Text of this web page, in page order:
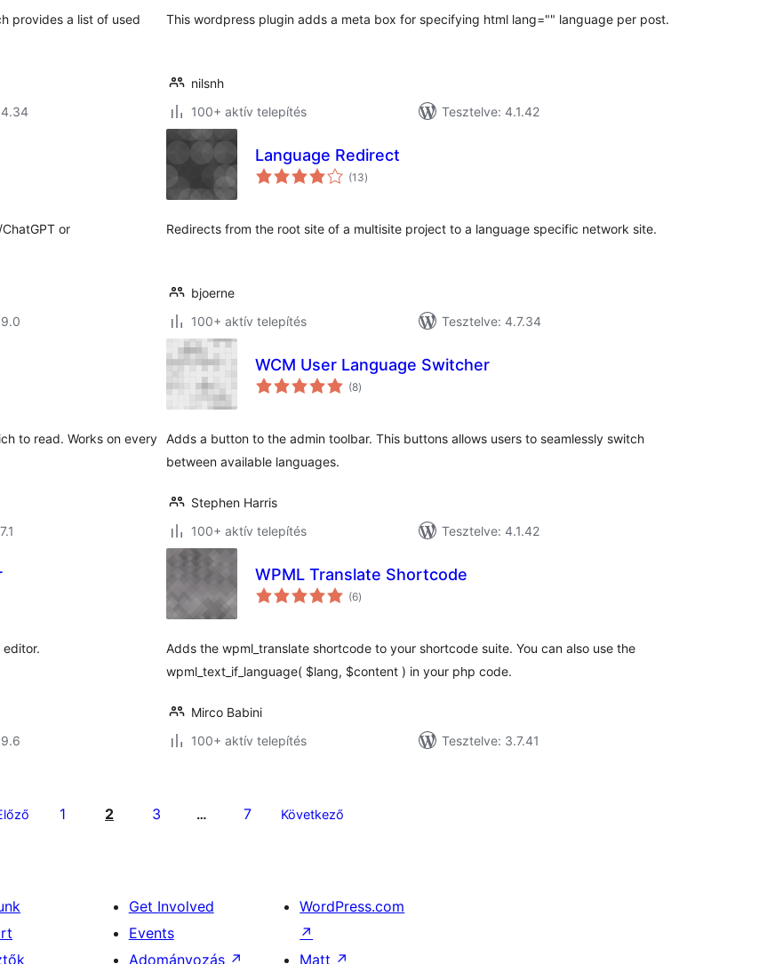
provides a list of used
This wordpress plugin adds a meta box for specifying html lang="" language per post.
nilsnh
100+ aktív telepítés
Tesztelve: 4.1.42
or
Language Redirect
(13értékelés
összesen
)
Redirects from the root site of a multisite project to a language specific network site.
bjoerne
100+ aktív telepítés
Tesztelve: 4.7.34
to read. Works on every
WCM User Language Switcher
(8értékelés
összesen
)
Adds a button to the admin toolbar. This buttons allows users to seamlessly switch
between available languages.
Stephen Harris
100+ aktív telepítés
Tesztelve: 4.1.42
WPML Translate Shortcode
(6értékelés
összesen
)
Adds the wpml_translate shortcode to your shortcode suite. You can also use the
wpml_text_if_language( $lang, $content ) in your php code.
Mirco Babini
100+ aktív telepítés
Tesztelve: 3.7.41
1 2 3 … 7 Következő
Get Involved
Events
Adományozás ↗
WordPress.com
↗
Matt ↗